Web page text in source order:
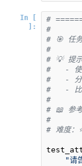
In [
]:
#
#
# 🎯 任务
#
# 💡 提示
#   - 使
#   - 分
#   - 比
#
# 📖 参
#
# 难度：
"请